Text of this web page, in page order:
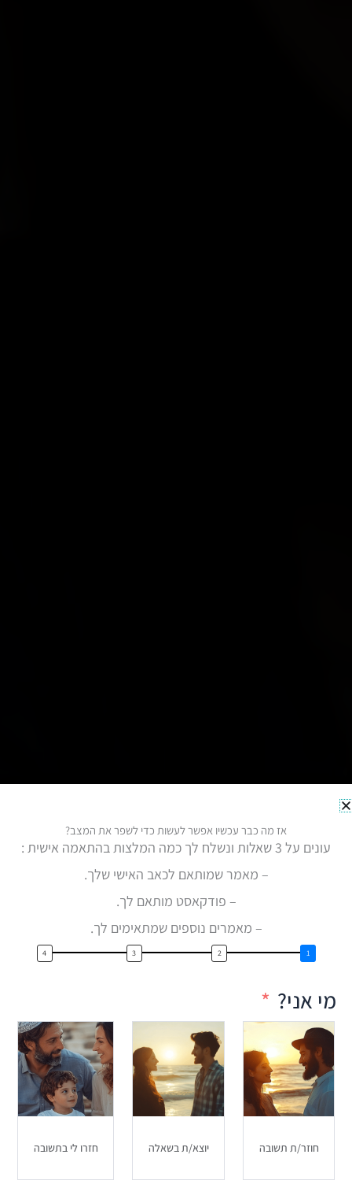
אז מה כבר עכשיו אפשר לעשות כדי לשפר את המצב?
עונים על 3 שאלות ונשלח לך כמה המלצות בהתאמה אישית :
– מאמר שמותאם לכאב האישי שלך.
– פודקאסט מותאם לך.
– מאמרים נוספים שמתאימים לך.
מי אני?
חוזר/ת תשובה יוצא/ת בשאלה חזרו לי בתשובה